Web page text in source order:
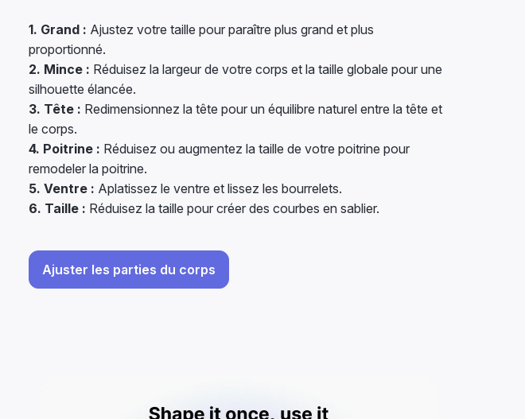
1. Grand : Ajustez votre taille pour paraître plus grand et plus
proportionné.
2. Mince : Réduisez la largeur de votre corps et la taille globale pour une
silhouette élancée.
3. Tête : Redimensionnez la tête pour un équilibre naturel entre la tête et
le corps.
4. Poitrine : Réduisez ou augmentez la taille de votre poitrine pour
remodeler la poitrine.
5. Ventre : Aplatissez le ventre et lissez les bourrelets.
6. Taille : Réduisez la taille pour créer des courbes en sablier.
Ajuster les parties du corps